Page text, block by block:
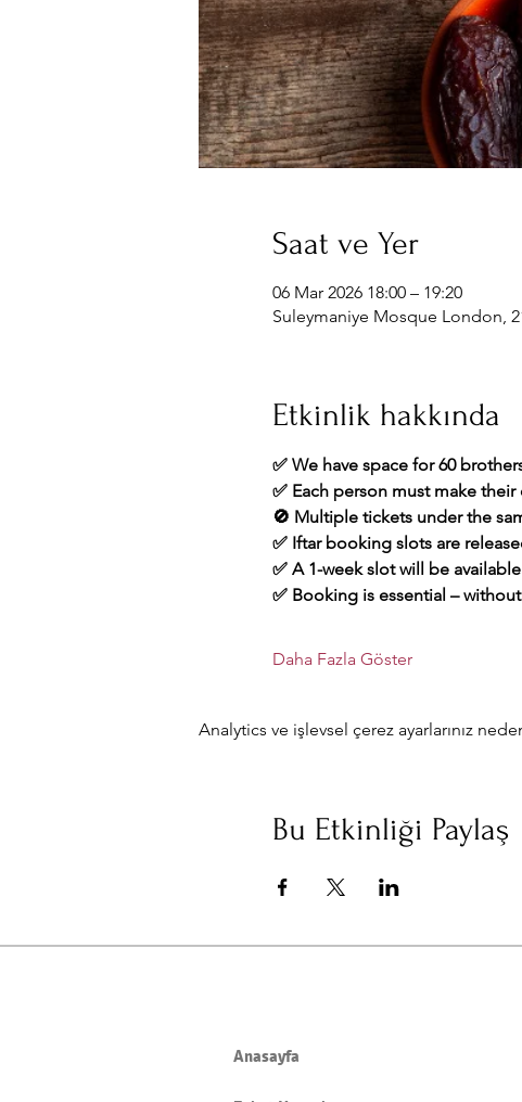
Saat ve Yer
06 Mar 2026 18:00 – 19:20
Suleymaniye Mosque London,
Etkinlik hakkında
✅ We have space for 60
✅ Each person must make
🚫 Multiple tickets under the
✅ Iftar booking slots are
✅ A 1-week slot will be
✅ Booking is essential –
Daha Fazla Göster
Analytics ve işlevsel çerez ayarlarınız
Bu Etkinliği Paylaş
Anasayfa